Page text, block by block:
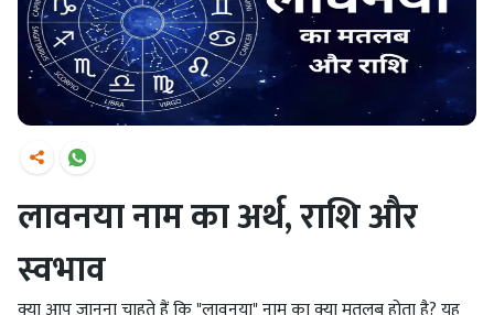
लावनया नाम का अर्थ, राशि और
स्वभाव